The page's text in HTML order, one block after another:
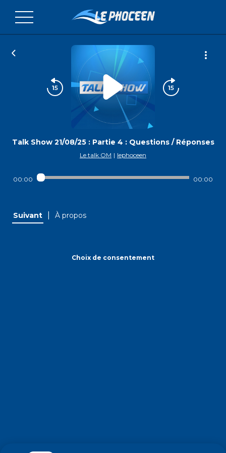
Talk Show 21/08/25 : Partie 4 : Questions / Réponses
Le talk OM | lephoceen
00:00 00:00
Suivant À propos
Choix de consentement